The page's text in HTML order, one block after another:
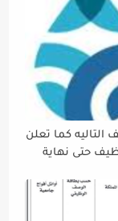
كما تعلن
حتى نهاية
التقديم.